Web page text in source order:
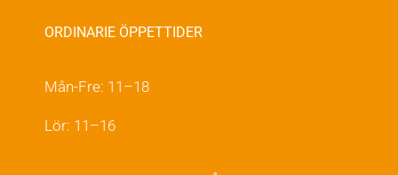
ORDINARIE ÖPPETTIDER
Mån-Fre: 11–18
Lör: 11–16